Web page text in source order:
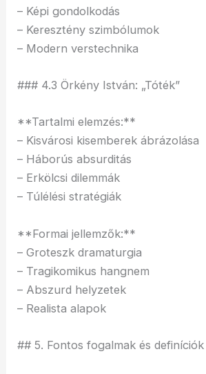
– Képi gondolkodás
– Keresztény szimbólumok
– Modern verstechnika
### 4.3 Örkény István: „Tóték”
**Tartalmi elemzés:**
– Kisvárosi kisemberek ábrázolása
– Háborús absurditás
– Erkölcsi dilemmák
– Túlélési stratégiák
**Formai jellemzők:**
– Groteszk dramaturgia
– Tragikomikus hangnem
– Abszurd helyzetek
– Realista alapok
## 5. Fontos fogalmak és definíciók